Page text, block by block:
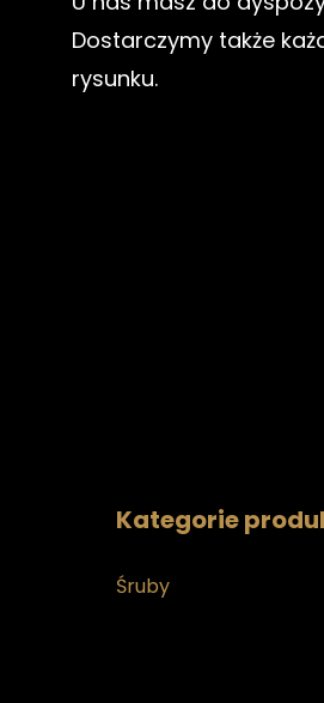
Dostarczymy także
rysunku.
Kategorie
Śruby